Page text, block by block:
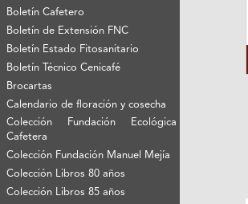
Boletín Cafetero
Boletín de Extensión FNC
Boletín Estado Fitosanitario
Boletín Técnico Cenicafé
Brocartas
Calendario de floración y cosecha
Colección Fundación Ecológica
Cafetera
Colección Fundación Manuel Mejía
Colección Libros 80 años
Colección Libros 85 años